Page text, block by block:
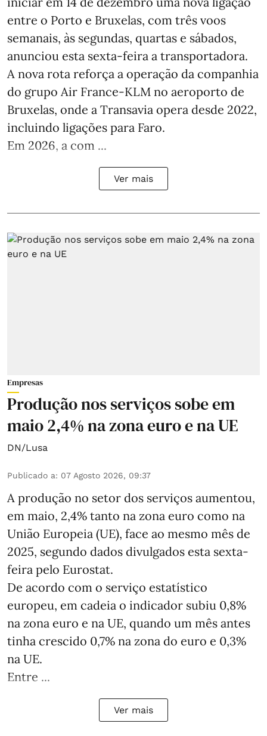
entre o Porto e Bruxelas, com três voos
semanais, às segundas, quartas e sábados,
anunciou esta sexta-feira a transportadora.
A nova rota reforça a operação da companhia
do grupo Air France-KLM no aeroporto de
Bruxelas, onde a Transavia opera desde 2022,
incluindo ligações para Faro.
Em 2026, a com ...
Ver mais
Empresas
Produção nos serviços sobe em
maio 2,4% na zona euro e na UE
DN/Lusa
Publicado a: 07 Agosto 2026, 09:37
A produção no setor dos serviços aumentou,
em maio, 2,4% tanto na zona euro como na
União Europeia (UE), face ao mesmo mês de
2025, segundo dados divulgados esta sexta-
feira pelo Eurostat.
De acordo com o serviço estatístico
europeu, em cadeia o indicador subiu 0,8%
na zona euro e na UE, quando um mês antes
tinha crescido 0,7% na zona do euro e 0,3%
na UE.
Entre ...
Ver mais